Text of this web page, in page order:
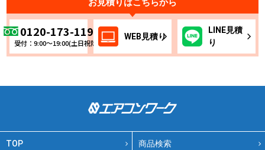
お見積りはこちらから
0120-173-119
受付：9:00～19:00(土日祝除く)
WEB 見積り
LINE見積
り
TOP 商品検索